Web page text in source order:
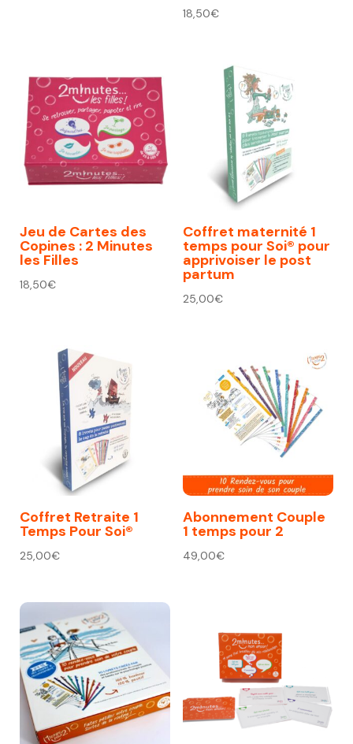
18,50€
Jeu de Cartes des
Copines : 2 Minutes
les Filles
18,50€
Coffret maternité 1
temps pour Soi® pour
apprivoiser le post
partum
25,00€
Coffret Retraite 1
Temps Pour Soi®
25,00€
Abonnement Couple
1 temps pour 2
49,00€